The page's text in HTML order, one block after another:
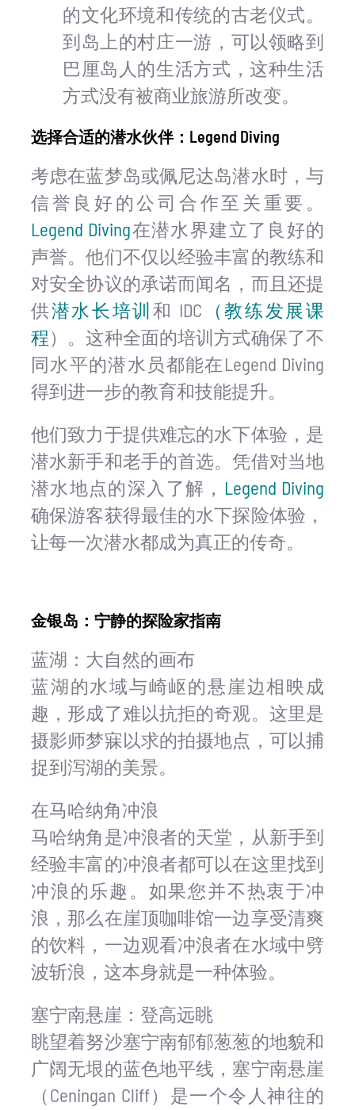
的文化环境和传统的古老仪式。
到岛上的村庄一游，可以领略到
巴厘岛人的生活方式，这种生活
方式没有被商业旅游所改变。
选择合适的潜水伙伴：Legend Diving
考虑在蓝梦岛或佩尼达岛潜水时，与
信誉良好的公司合作至关重要。
Legend Diving在潜水界建立了良好的
声誉。他们不仅以经验丰富的教练和
对安全协议的承诺而闻名，而且还提
供潜水长培训 和 IDC （教练发展课
程）。这种全面的培训方式确保了不
同水平的潜水员都能在Legend Diving
得到进一步的教育和技能提升。
他们致力于提供难忘的水下体验，是
潜水新手和老手的首选。凭借对当地
潜水地点的深入了解， Legend Diving
确保游客获得最佳的水下探险体验，
让每一次潜水都成为真正的传奇。
金银岛：宁静的探险家指南
蓝湖：大自然的画布
蓝湖的水域与崎岖的悬崖边相映成
趣，形成了难以抗拒的奇观。这里是
摄影师梦寐以求的拍摄地点，可以捕
捉到泻湖的美景。
在马哈纳角冲浪
马哈纳角是冲浪者的天堂，从新手到
经验丰富的冲浪者都可以在这里找到
冲浪的乐趣。如果您并不热衷于冲
浪，那么在崖顶咖啡馆一边享受清爽
的饮料，一边观看冲浪者在水域中劈
波斩浪，这本身就是一种体验。
塞宁南悬崖：登高远眺
眺望着努沙塞宁南郁郁葱葱的地貌和
广阔无垠的蓝色地平线，塞宁南悬崖
（Ceningan Cliff）是一个令人神往的